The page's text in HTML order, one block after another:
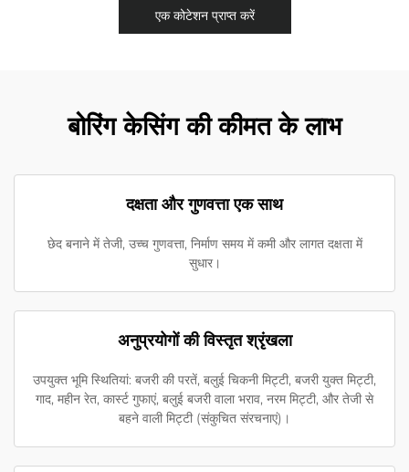
एक कोटेशन प्राप्त करें
बोरिंग केसिंग की कीमत के लाभ
दक्षता और गुणवत्ता एक साथ
छेद बनाने में तेजी, उच्च गुणवत्ता, निर्माण समय में कमी और लागत दक्षता में
सुधार।
अनुप्रयोगों की विस्तृत श्रृंखला
उपयुक्त भूमि स्थितियां: बजरी की परतें, बलुई चिकनी मिट्टी, बजरी युक्त मिट्टी,
गाद, महीन रेत, कार्स्ट गुफाएं, बलुई बजरी वाला भराव, नरम मिट्टी, और तेजी से
बहने वाली मिट्टी (संकुचित संरचनाएं)।